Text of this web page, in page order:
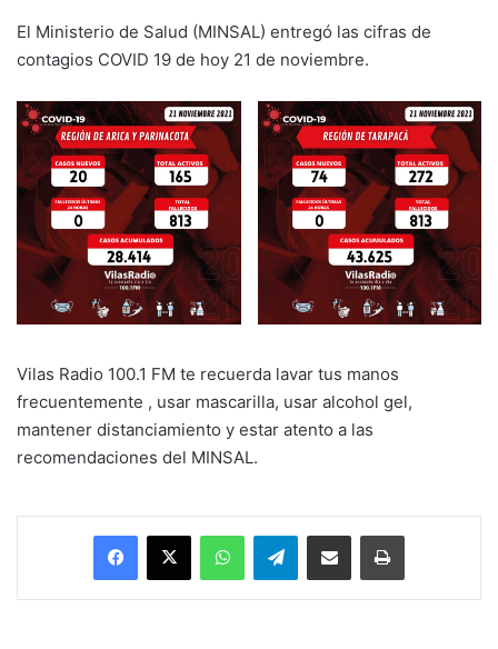
El Ministerio de Salud (MINSAL) entregó las cifras de
contagios COVID 19 de hoy 21 de noviembre.
Vilas Radio 100.1 FM te recuerda lavar tus manos
frecuentemente , usar mascarilla, usar alcohol gel,
mantener distanciamiento y estar atento a las
recomendaciones del MINSAL.
Facebook
X WhatsAppTelegramEnviar vía email Imprimir